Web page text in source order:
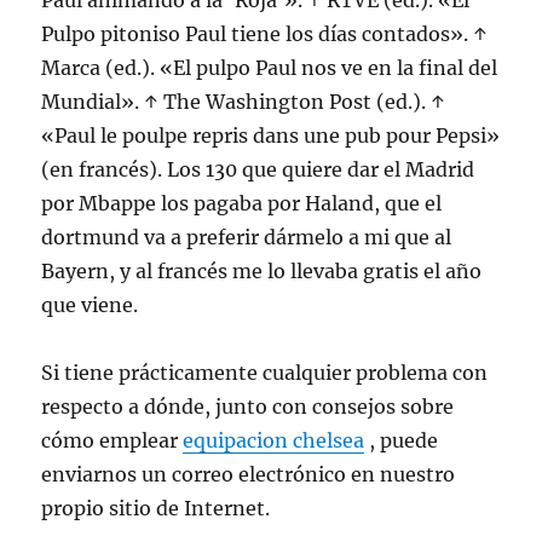
Pulpo pitoniso Paul tiene los días contados». ↑
Marca (ed.). «El pulpo Paul nos ve en la final del
Mundial». ↑ The Washington Post (ed.). ↑
«Paul le poulpe repris dans une pub pour Pepsi»
(en francés). Los 130 que quiere dar el Madrid
por Mbappe los pagaba por Haland, que el
dortmund va a preferir dármelo a mi que al
Bayern, y al francés me lo llevaba gratis el año
que viene.
Si tiene prácticamente cualquier problema con
respecto a dónde, junto con consejos sobre
cómo emplearequipacion chelsea , puede
enviarnos un correo electrónico en nuestro
propio sitio de Internet.